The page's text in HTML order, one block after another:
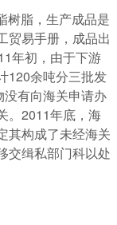
树脂，生产成品是
贸易手册，成品出
年初，由于下游
120余吨分三批发
有向海关申请办
。2011年底，海
其构成了未经海关
交缉私部门科以处